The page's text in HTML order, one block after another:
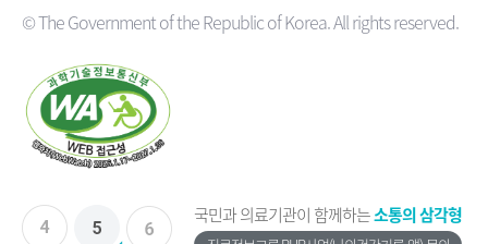
© The Government of the Republic of Korea. All rights reserved.
국민과 의료기관이 함께하는소통의 삼각형